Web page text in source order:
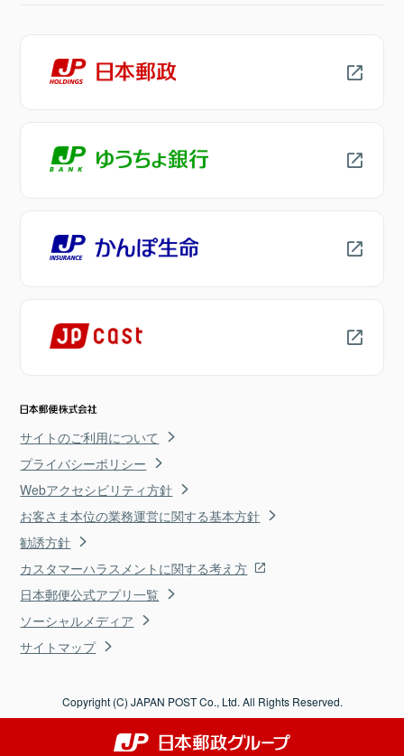
サイトのご利用について
プライバシーポリシー
Webアクセシビリティ方針
お客さま本位の業務運営に関する基本方針
勧誘方針
カスタマーハラスメントに関する考え方
日本郵便公式アプリ一覧
ソーシャルメディア
サイトマップ
Copyright (C) JAPAN POST Co., Ltd. All Rights Reserved.